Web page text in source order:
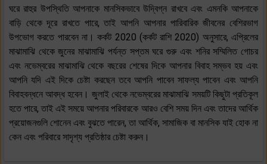
ঘরে রাহুর উপস্থিতি আপনাকে মানসিকভাবে উদ্বিগ্ন রাখবে এবং এমনকি আপনাকে
বাড়ি থেকে দূরে রাখতে পারে, তাই আপনি আপনার পারিবারিক জীবনের বেশিরভাগ
উপভোগ করতে পারবেন না। কর্কট 2020 (কর্কট রাশি 2020) অনুসারে, এপ্রিলের
মাঝামাঝি থেকে জুনের মাঝামাঝি পর্যন্ত সপ্তম ঘরে গুরু এবং শনির সম্মিলিত গোচর
এবং নভেম্বরের মাঝামাঝি থেকে বছরের শেষের দিকে আপনার বিবাহ সম্ভব হয় এবং
আপনি যদি এই দিকে চেষ্টা করছেন তবে আপনি পাবেন সাফল্য পাবেন এবং আপনি
বিবাহবন্ধনে আবদ্ধ হবেন। জুলাই থেকে নভেম্বরের মাঝামাঝি সময়টি কিছুটা প্রতিকূল
হতে পারে, তাই এই সময়ে আপনার পরিবারকে আরও বেশি সময় দিন এবং তাদের আর্থিক
প্রয়োজনগুলি শোনেন এবং বুঝতে পারেন, তা আর্থিক, সামাজিক বা মানসিক যাই হোক না
কেন এবং পরিবারে সাদৃশ্য প্রতিষ্ঠার চেষ্টা করুন।